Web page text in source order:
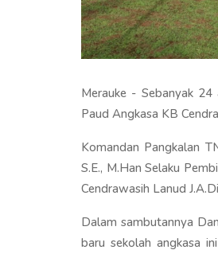
Merauke - Sebanyak
Paud Angkasa KB
Komandan Pangkalan
S.E., M.Han Selaku
Cendrawasih Lanud
Dalam sambutannya
baru sekolah angkasa